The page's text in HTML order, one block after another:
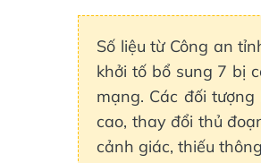
Số liệu từ Công an
khởi tố bổ sung 7 bị
mạng. Các đối
cao, thay đổi thủ
cảnh giác, thiếu